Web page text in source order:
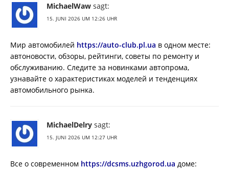
MichaelWaw sagt:
15. JUNI 2026 UM 12:26 UHR
Мир автомобилей https://auto-club.pl.ua в одном месте:
автоновости, обзоры, рейтинги, советы по ремонту и
обслуживанию. Следите за новинками автопрома,
узнавайте о характеристиках моделей и тенденциях
автомобильного рынка.
MichaelDelry sagt:
15. JUNI 2026 UM 12:27 UHR
Все о современном https://dcsms.uzhgorod.ua доме: